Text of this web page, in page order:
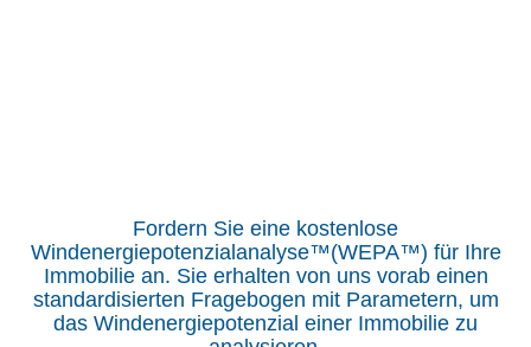
Fordern Sie eine kostenlose
Windenergiepotenzialanalyse™(WEPA™) für Ihre
Immobilie an. Sie erhalten von uns vorab einen
standardisierten Fragebogen mit Parametern, um
das Windenergiepotenzial einer Immobilie zu